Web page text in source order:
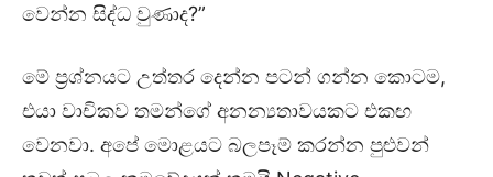
වෙන්න සිද්ධ වුණාද?”
මේ ප්‍රශ්නයට උත්තර දෙන්න පටන් ගන්න කොටම,
එයා වාචිකව තමන්ගේ අනන්‍යතාවයකට එකඟ
වෙනවා. අපේ මොළයට බලපෑම් කරන්න පුළුවන්